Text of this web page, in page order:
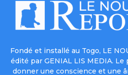
Fondé et installé au Togo, LE
édité par GENIAL LIS MEDIA.
donner une conscience et une